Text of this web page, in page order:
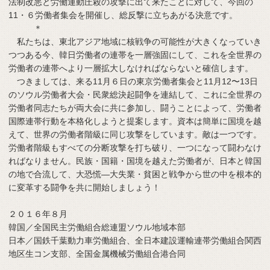
11・６労働者集会を開催し、総反撃に立ちあがる決意です。
＊
私たちは、東北アジア地域に核戦争の可能性が大きくなっていき
つつある今、韓日労働者の連帯を一層強固にして、これを全世界の
労働者の連帯へより一層拡大しなければならないと確信します。
つきましては、来る11月６日の東京労働者集会と11月12〜13日
のソウル労働者大会・民衆総決起闘争を連結して、これに全世界の
労働者同志たちが両大会に共に参加し、闘うことによって、労働者
国際連帯行動を本格化しようと提案します。資本は簡単に国境を越
えて、世界の労働者階級に同じ攻撃をしています。敵は一つです。
労働者階級もすべての分断攻撃を打ち破り、一つになって闘わなけ
ればなりません。民族・国籍・国境を越えた労働者が、日本と韓国
の地で合流して、大恐慌―大失業・貧困と戦争から世の中を根本的
に変革する闘争を共に開始しましょう！
２０１６年８月
韓国／全国民主労働組合総連盟ソウル地域本部
日本／国鉄千葉動力車労働組合、全日本建設運輸連帯労働組合関西
地区生コン支部、全国金属機械労働組合港合同